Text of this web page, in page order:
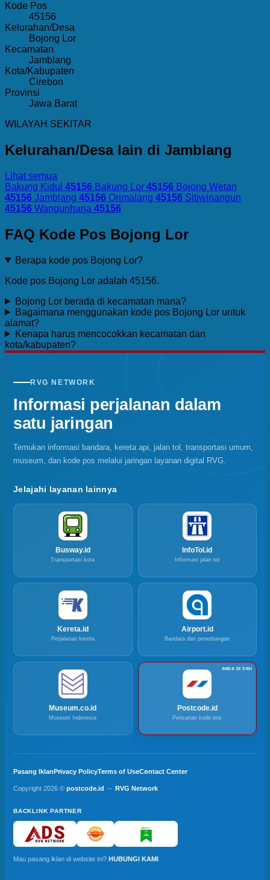
Kode Pos
45156
Kelurahan/Desa
Bojong Lor
Kecamatan
Jamblang
Kota/Kabupaten
Cirebon
Provinsi
Jawa Barat
WILAYAH SEKITAR
Kelurahan/Desa lain di Jamblang
Lihat semua
Bakung Kidul 45156 Bakung Lor 45156 Bojong Wetan
45156 Jamblang 45156 Orimalang 45156 Sitiwinangun
45156 Wangunharja 45156
FAQ Kode Pos Bojong Lor
Berapa kode pos Bojong Lor?
Kode pos Bojong Lor adalah 45156.
Bojong Lor berada di kecamatan mana?
Bagaimana menggunakan kode pos Bojong Lor untuk
alamat?
Kenapa harus mencocokkan kecamatan dan
kota/kabupaten?
RVG NETWORK
Informasi perjalanan dalam
satu jaringan
Temukan informasi bandara, kereta api, jalan tol, transportasi umum,
museum, dan kode pos melalui jaringan layanan digital RVG.
Jelajahi layanan lainnya
Busway.id
Transportasi kota
InfoTol.id
Informasi jalan tol
Kereta.id
Perjalanan kereta
Airport.id
Bandara dan penerbangan
Museum.co.id
Museum Indonesia
Postcode.id
Pencarian kode pos
Pasang IklanPrivacy PolicyTerms of UseContact Center
Copyright 2026 © postcode.id – RVG Network
BACKLINK PARTNER
Mau pasang iklan di website ini? HUBUNGI KAMI